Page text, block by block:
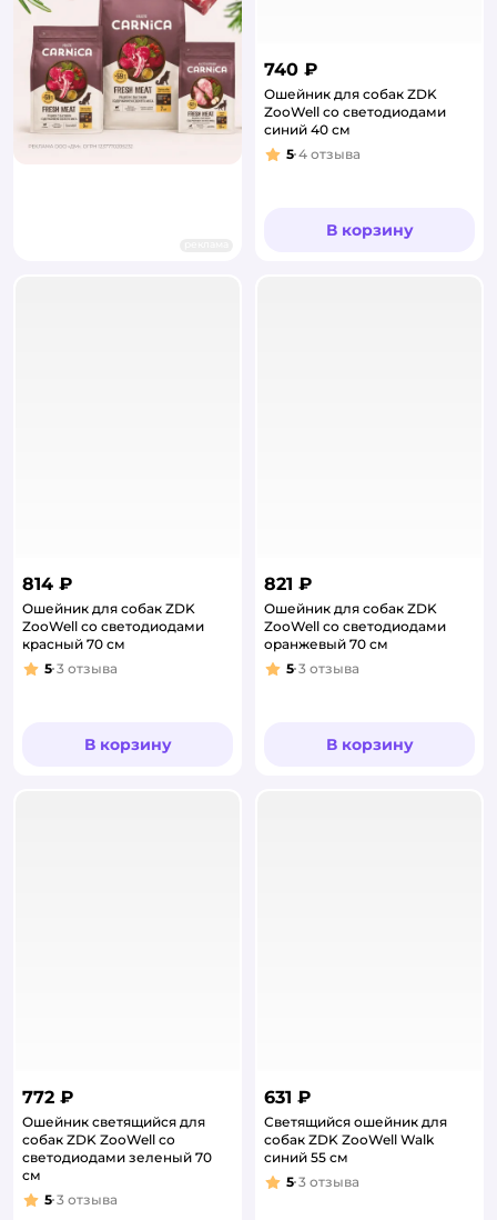
740 ₽
Ошейник для собак ZDK
ZooWell со светодиодами
синий 40 см
Рейтинг:
5 4 отзыва
В корзину
814 ₽
Ошейник для собак ZDK
ZooWell со светодиодами
красный 70 см
Рейтинг:
5 3 отзыва
В корзину
821 ₽
Ошейник для собак ZDK
ZooWell со светодиодами
оранжевый 70 см
Рейтинг:
5 3 отзыва
В корзину
772 ₽
Ошейник светящийся для
собак ZDK ZooWell со
светодиодами зеленый 70
см
Рейтинг:
5 3 отзыва
631 ₽
Светящийся ошейник для
собак ZDK ZooWell Walk
синий 55 см
Рейтинг:
5 3 отзыва